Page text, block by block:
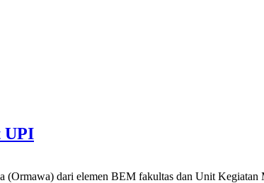
UPI
dari elemen BEM fakultas dan Unit